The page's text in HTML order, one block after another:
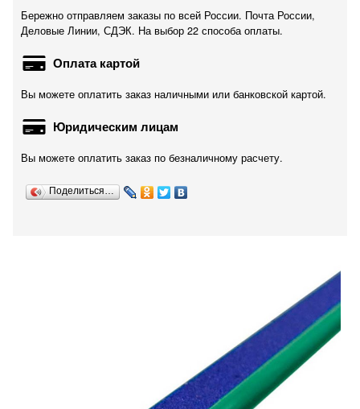
Бережно отправляем заказы по всей России. Почта России,
Деловые Линии, СДЭК. На выбор 22 способа оплаты.
Оплата картой
Вы можете оплатить заказ наличными или банковской картой.
Юридическим лицам
Вы можете оплатить заказ по безналичному расчету.
Поделиться…